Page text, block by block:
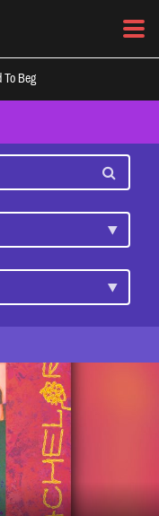
To Beg